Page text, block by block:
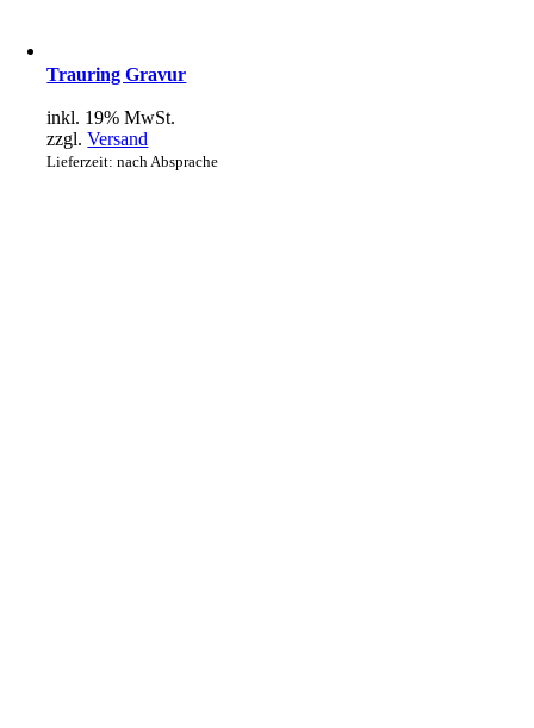
Trauring Gravur
inkl. 19% MwSt.
zzgl.Versand
Lieferzeit: nach Absprache